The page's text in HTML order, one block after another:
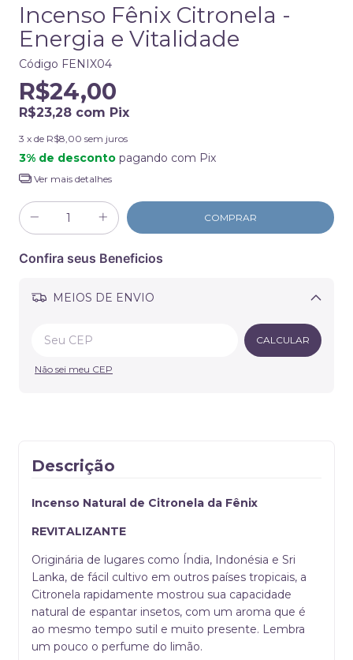
Incenso Fênix Citronela -
Energia e Vitalidade
Código FENIX04
R$24,00
R$23,28 com Pix
3 x de R$8,00 sem juros
3% de desconto pagando com Pix
Ver mais detalhes
Confira seus Beneficios
MEIOS DE ENVIO
Alterar CEP
CALCULAR
Não sei meu CEP
Descrição
Incenso Natural de Citronela da Fênix
REVITALIZANTE
Originária de lugares como Índia, Indonésia e Sri
Lanka, de fácil cultivo em outros países tropicais, a
Citronela rapidamente mostrou sua capacidade
natural de espantar insetos, com um aroma que é
ao mesmo tempo sutil e muito presente. Lembra
um pouco o perfume do limão.